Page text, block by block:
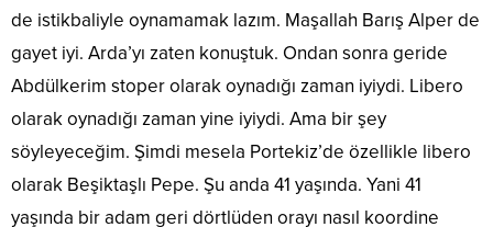
de istikbaliyle oynamamak lazım. Maşallah Barış Alper de
gayet iyi. Arda’yı zaten konuştuk. Ondan sonra geride
Abdülkerim stoper olarak oynadığı zaman iyiydi. Libero
olarak oynadığı zaman yine iyiydi. Ama bir şey
söyleyeceğim. Şimdi mesela Portekiz’de özellikle libero
olarak Beşiktaşlı Pepe. Şu anda 41 yaşında. Yani 41
yaşında bir adam geri dörtlüden orayı nasıl koordine